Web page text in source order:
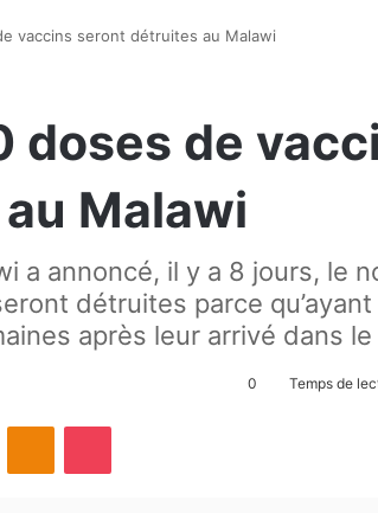
vaccins seront détruites au Malawi
doses de
Malawi
a annoncé, il y a 8 jours, le
détruites parce
après leur arrivé dans le
0 Temps de